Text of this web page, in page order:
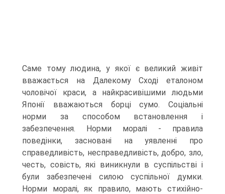
Саме тому людина, у якої є великий живіт
вважається на Далекому Сході еталоном
чоловічої краси, а найкрасивішими людьми
Японії вважаються борці сумо. Соціальні
норми за способом встановлення і
забезпечення. Норми моралі - правила
поведінки, засновані на уявленні про
справедливість, несправедливість, добро, зло,
честь, совість, які виникнули в суспільстві і
були забезпечені силою суспільної думки.
Норми моралі, як правило, мають стихійно-